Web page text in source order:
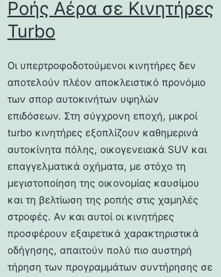
Ροής Αέρα σε Κινητήρες
Turbo
Οι υπερτροφοδοτούμενοι κινητήρες δεν
αποτελούν πλέον αποκλειστικό προνόμιο
των σπορ αυτοκινήτων υψηλών
επιδόσεων. Στη σύγχρονη εποχή, μικροί
turbo κινητήρες εξοπλίζουν καθημερινά
αυτοκίνητα πόλης, οικογενειακά SUV και
επαγγελματικά οχήματα, με στόχο τη
μεγιστοποίηση της οικονομίας καυσίμου
και τη βελτίωση της ροπής στις χαμηλές
στροφές. Αν και αυτοί οι κινητήρες
προσφέρουν εξαιρετικά χαρακτηριστικά
οδήγησης, απαιτούν πολύ πιο αυστηρή
τήρηση των προγραμμάτων συντήρησης σε